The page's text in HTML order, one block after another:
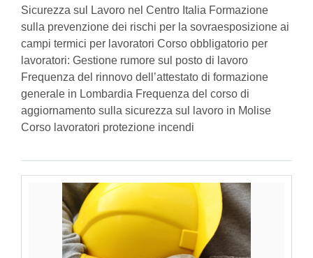
Sicurezza sul Lavoro nel Centro Italia Formazione
sulla prevenzione dei rischi per la sovraesposizione ai
campi termici per lavoratori Corso obbligatorio per
lavoratori: Gestione rumore sul posto di lavoro
Frequenza del rinnovo dell’attestato di formazione
generale in Lombardia Frequenza del corso di
aggiornamento sulla sicurezza sul lavoro in Molise
Corso lavoratori protezione incendi